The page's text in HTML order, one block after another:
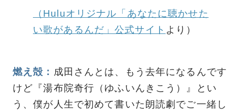
（Huluオリジナル「あなたに聴かせた
い歌があるんだ」公式サイト より）
燃え殻： 成田さんとは、もう去年になるんです
けど『湯布院奇行（ゆふいんきこう）』とい
う、僕が人生で初めて書いた朗読劇でご一緒し